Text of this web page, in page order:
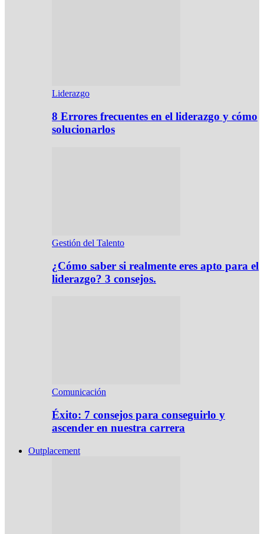
Liderazgo
8 Errores frecuentes en el liderazgo y cómo
solucionarlos
Gestión del Talento
¿Cómo saber si realmente eres apto para el
liderazgo? 3 consejos.
Comunicación
Éxito: 7 consejos para conseguirlo y
ascender en nuestra carrera
Outplacement